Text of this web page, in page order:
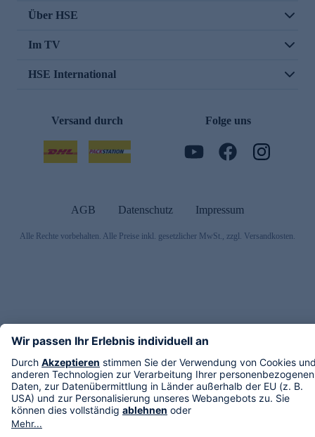
Über HSE
Im TV
HSE International
Versand durch Folge uns
AGB Datenschutz Impressum
Alle Rechte vorbehalten. Alle Preise inkl. gesetzlicher MwSt., zzgl. Versandkosten.